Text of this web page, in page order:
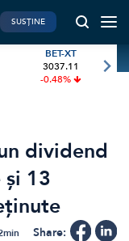
de 10,5 bani pe
PERSONALE
SUSȚINE
BET-XT
3037.11
-0.48%
dividend
13
min Share: